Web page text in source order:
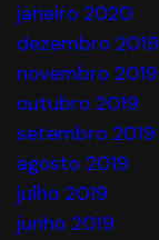
janeiro 2020
dezembro 2019
novembro 2019
outubro 2019
setembro 2019
agosto 2019
julho 2019
junho 2019